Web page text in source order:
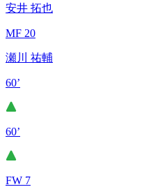
安井 拓也
MF 20
瀬川 祐輔
60’
60’
FW 7